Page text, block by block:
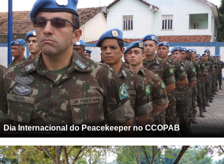
Dia Internacional do Peacekeeper no CCOPAB